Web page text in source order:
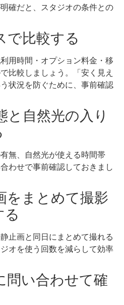
確だと、スタジオの条件との
比較する
用時間・オプション料金・移
比較しましょう。「安く見え
状況を防ぐために、事前確認
自然光の入り
無、自然光が使える時間帯
わせで事前確認しておきまし
まとめて撮影
る
止画と同日にまとめて撮れる
オを使う回数を減らして効率
い合わせて確